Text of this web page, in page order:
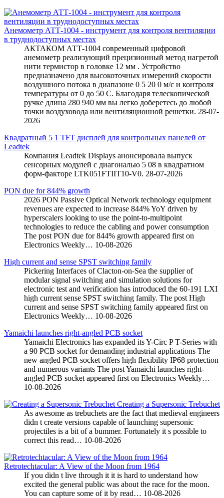
Анемометр АТТ-1004 - инструмент для контроля вентиляции
в труднодоступных местах
АКТАКОМ АТТ-1004 современный цифровой
анемометр реализующий прецизионный метод нагретой
нити термистор в головке 12 мм . Устройство
предназначено для высокоточных измерений скорости
воздушного потока в диапазоне 0 5 20 0 м/с и контроля
температуры от 0 до 50 C. Благодаря телескопической
ручке длина 280 940 мм вы легко доберетесь до любой
точки воздуховода или вентиляционной решетки. 28-07-
2026
Квадратный 5 1 TFT дисплей для контрольных панелей от
Leadtek
Компания Leadtek Displays анонсировала выпуск
сенсорных модулей с диагональю 5 08 в квадратном
форм-факторе LTK051FTIIT10-V0. 28-07-2026
PON due for 844% growth
2026 PON Passive Optical Network technology equipment
revenues are expected to increase 844% YoY driven by
hyperscalers looking to use the point-to-multipoint
technologies to reduce the cabling and power consumption
The post PON due for 844% growth appeared first on
Electronics Weekly… 10-08-2026
High current and sense SPST switching family
Pickering Interfaces of Clacton-on-Sea the supplier of
modular signal switching and simulation solutions for
electronic test and verification has introduced the 60-191 LXI
high current sense SPST switching family. The post High
current and sense SPST switching family appeared first on
Electronics Weekly… 10-08-2026
Yamaichi launches right-angled PCB socket
Yamaichi Electronics has expanded its Y-Circ P T-Series with
a 90 PCB socket for demanding industrial applications The
new angled PCB socket offers high flexibility IP68 protection
and numerous variants The post Yamaichi launches right-
angled PCB socket appeared first on Electronics Weekly…
10-08-2026
Creating a Supersonic Trebuchet
As awesome as trebuchets are the fact that medieval engineers
didn t create versions capable of launching supersonic
projectiles is a bit of a bummer. Fortunately it s possible to
correct this read… 10-08-2026
Retrotechtacular: A View of the Moon from 1964
If you didn t live through it it is hard to understand how
excited the general public was about the race for the moon.
You can capture some of it by read… 10-08-2026